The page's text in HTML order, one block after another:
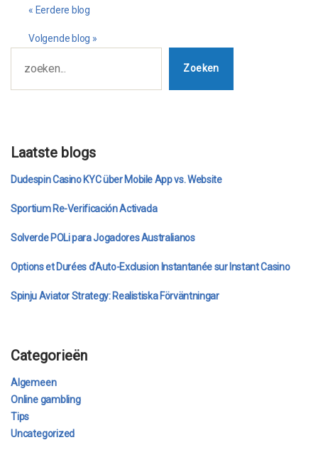
Bericht
« Eerdere blog
Volgende blog »
Zoeken
Laatste blogs
Dudespin Casino KYC über Mobile App vs. Website
Sportium Re-Verificación Activada
Solverde POLi para Jogadores Australianos
Options et Durées d’Auto-Exclusion Instantanée sur Instant Casino
Spinju Aviator Strategy: Realistiska Förväntningar
Categorieën
Algemeen
Online gambling
Tips
Uncategorized